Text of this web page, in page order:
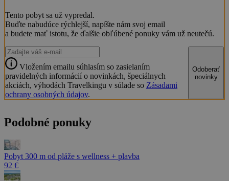
Tento pobyt sa už vypredal.
Buďte nabudúce rýchlejší, napíšte nám svoj email
a budete mať istotu, že ďalšie obľúbené ponuky vám už neutečú.
Vložením emailu súhlasím so zasielaním
pravidelných informácií o novinkách, špeciálnych
akciách, výhodách Travelkingu v súlade so Zásadami
ochrany osobných údajov.
Odoberať
novinky
Podobné ponuky
Pobyt 300 m od pláže s wellness + plavba
92 €